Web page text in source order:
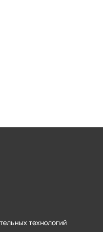
технологий